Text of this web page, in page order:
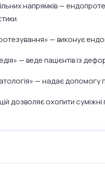
напрямків —
— виконує
— веде пацієнтів із
— надає допомогу
дозволяє охопити